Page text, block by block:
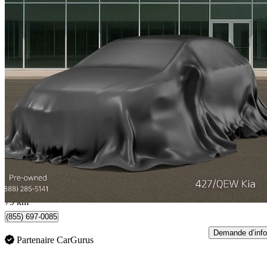
2019 Audi A5 Sportback
quattro Progressiv 45 TFSI 88 382 km
23 888 $ Bonne
419 $/mois env.
Toronto, ON
79 km
(855) 697-0085
Partenaire CarGurus
Demande d’info